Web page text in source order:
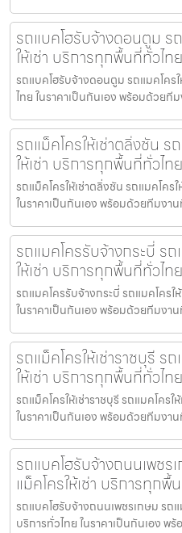
รถแบคโฮรับจ้างดอนตูม ร
ให้เช่า บริการทุกพื้นที่ทั่วไท
รถแบคโฮรับจ้างดอนตูม รถแมคโคร
ไทย ในราคาเป็นกันเอง พร้อมด้วย
รถแม็คโครให้เช่าตลิ่งชัน
ให้เช่า บริการทุกพื้นที่ทั่วไท
รถแม็คโครให้เช่าตลิ่งชัน รถแมคโคร
ในราคาเป็นกันเอง พร้อมด้วยทีมงา
รถแมคโครรับจ้างกระบี่ ร
ให้เช่า บริการทุกพื้นที่ทั่วไท
รถแมคโครรับจ้างกระบี่ รถแมคโครใ
ในราคาเป็นกันเอง พร้อมด้วยทีมงา
รถแม็คโครให้เช่าราชบุรี ร
ให้เช่า บริการทุกพื้นที่ทั่วไท
รถแม็คโครให้เช่าราชบุรี รถแมคโคร
ในราคาเป็นกันเอง พร้อมด้วยทีมงา
รถแบคโฮรับจ้างถนนเพชร
แม็คโครให้เช่า บริการทุกพื้
รถแบคโฮรับจ้างถนนเพชรเกษม รถแ
บริการทั่วไทย ในราคาเป็นกันเอง